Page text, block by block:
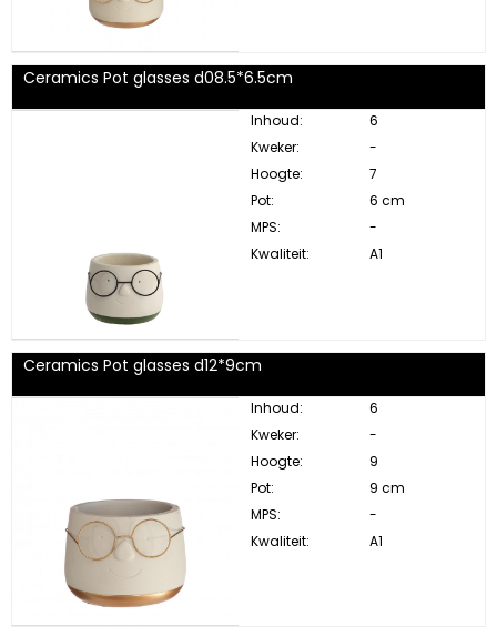
Ceramics Pot glasses d08.5*6.5cm
Inhoud:
6
Kweker:
-
Hoogte:
7
Pot:
6 cm
MPS:
-
Kwaliteit:
A1
Ceramics Pot glasses d12*9cm
Inhoud:
6
Kweker:
-
Hoogte:
9
Pot:
9 cm
MPS:
-
Kwaliteit:
A1